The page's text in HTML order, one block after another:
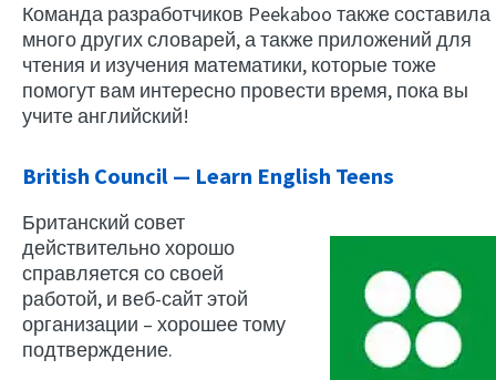
Команда разработчиков Peekaboo также составила
много других словарей, а также приложений для
чтения и изучения математики, которые тоже
помогут вам интересно провести время, пока вы
учите английский!
British Council — Learn English Teens
Британский совет
действительно хорошо
справляется со своей
работой, и веб-сайт этой
организации – хорошее тому
подтверждение.